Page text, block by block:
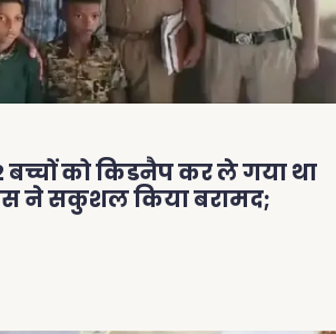
बच्चों को किडनैप कर ले गया था
ने सकुशल किया बरामद;